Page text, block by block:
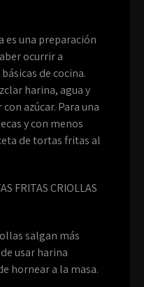
es una preparación
ocurrir a
de cocina.
harina, agua y
azúcar. Para una
y con menos
de tortas fritas al
FRITAS CRIOLLAS
salgan más
usar harina
hornear a la masa.